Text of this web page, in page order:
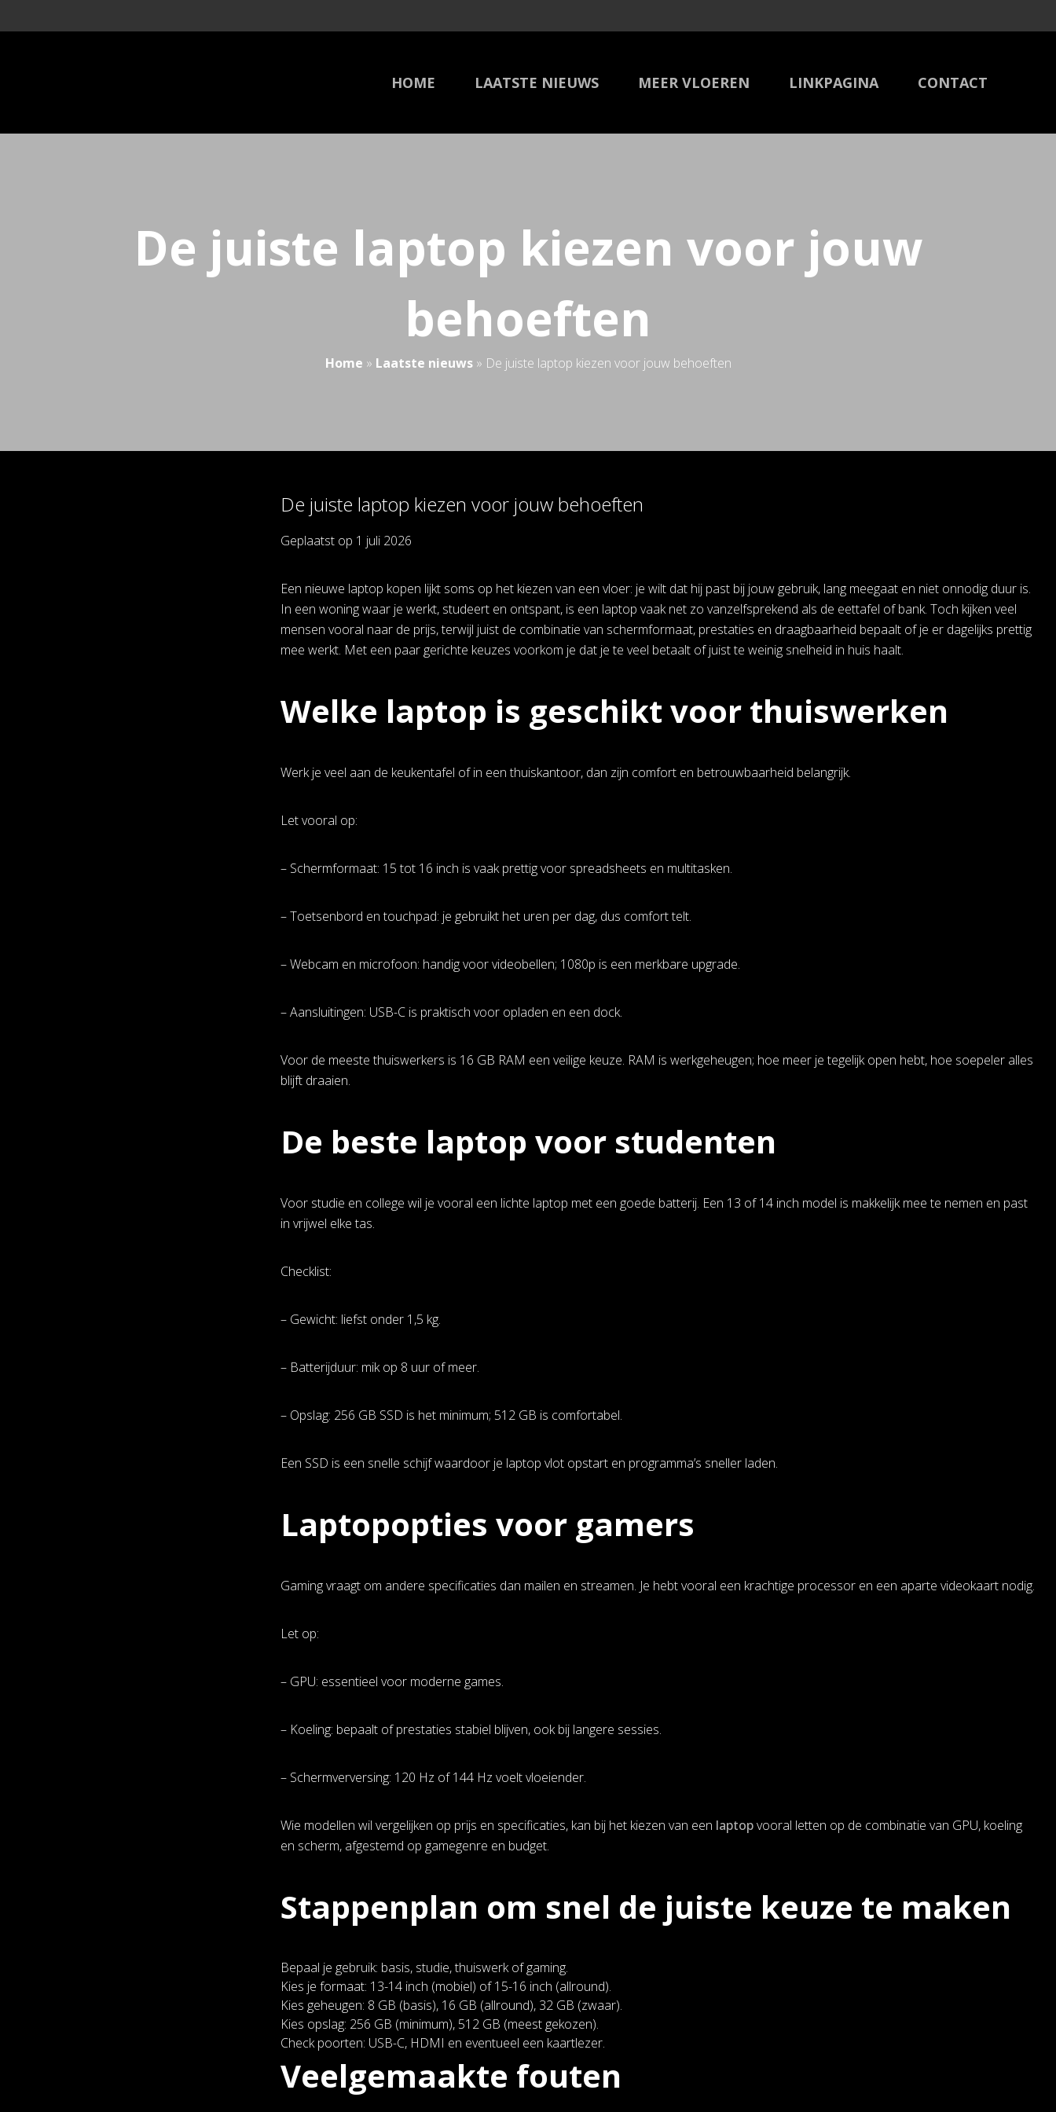
HOME LAATSTE NIEUWS MEER VLOEREN LINKPAGINA CONTACT
De juiste laptop kiezen voor jouw
behoeften
Home » Laatste nieuws» De juiste laptop kiezen voor jouw behoeften
De juiste laptop kiezen voor jouw behoeften
Geplaatst op 1 juli 2026
Een nieuwe laptop kopen lijkt soms op het kiezen van een vloer: je wilt dat hij past bij jouw gebruik, lang meegaat en niet onnodig duur is.
In een woning waar je werkt, studeert en ontspant, is een laptop vaak net zo vanzelfsprekend als de eettafel of bank. Toch kijken veel
mensen vooral naar de prijs, terwijl juist de combinatie van schermformaat, prestaties en draagbaarheid bepaalt of je er dagelijks prettig
mee werkt. Met een paar gerichte keuzes voorkom je dat je te veel betaalt of juist te weinig snelheid in huis haalt.
Welke laptop is geschikt voor thuiswerken
Werk je veel aan de keukentafel of in een thuiskantoor, dan zijn comfort en betrouwbaarheid belangrijk.
Let vooral op:
– Schermformaat: 15 tot 16 inch is vaak prettig voor spreadsheets en multitasken.
– Toetsenbord en touchpad: je gebruikt het uren per dag, dus comfort telt.
– Webcam en microfoon: handig voor videobellen; 1080p is een merkbare upgrade.
– Aansluitingen: USB-C is praktisch voor opladen en een dock.
Voor de meeste thuiswerkers is 16 GB RAM een veilige keuze. RAM is werkgeheugen; hoe meer je tegelijk open hebt, hoe soepeler alles
blijft draaien.
De beste laptop voor studenten
Voor studie en college wil je vooral een lichte laptop met een goede batterij. Een 13 of 14 inch model is makkelijk mee te nemen en past
in vrijwel elke tas.
Checklist:
– Gewicht: liefst onder 1,5 kg.
– Batterijduur: mik op 8 uur of meer.
– Opslag: 256 GB SSD is het minimum; 512 GB is comfortabel.
Een SSD is een snelle schijf waardoor je laptop vlot opstart en programma’s sneller laden.
Laptopopties voor gamers
Gaming vraagt om andere specificaties dan mailen en streamen. Je hebt vooral een krachtige processor en een aparte videokaart nodig.
Let op:
– GPU: essentieel voor moderne games.
– Koeling: bepaalt of prestaties stabiel blijven, ook bij langere sessies.
– Schermverversing: 120 Hz of 144 Hz voelt vloeiender.
Wie modellen wil vergelijken op prijs en specificaties, kan bij het kiezen van een laptopvooral letten op de combinatie van GPU, koeling
en scherm, afgestemd op gamegenre en budget.
Stappenplan om snel de juiste keuze te maken
Bepaal je gebruik: basis, studie, thuiswerk of gaming.
Kies je formaat: 13-14 inch (mobiel) of 15-16 inch (allround).
Kies geheugen: 8 GB (basis), 16 GB (allround), 32 GB (zwaar).
Kies opslag: 256 GB (minimum), 512 GB (meest gekozen).
Check poorten: USB-C, HDMI en eventueel een kaartlezer.
Veelgemaakte fouten